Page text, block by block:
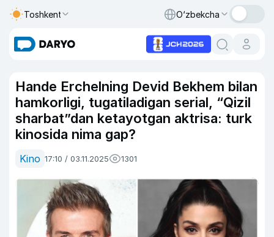
Toshkent O‘zbekcha
Hande Erchelning Devid Bekhem bilan
hamkorligi, tugatiladigan serial, “Qizil
sharbat”dan ketayotgan aktrisa: turk
kinosida nima gap?
Kino 17:10 / 03.11.2025 1301